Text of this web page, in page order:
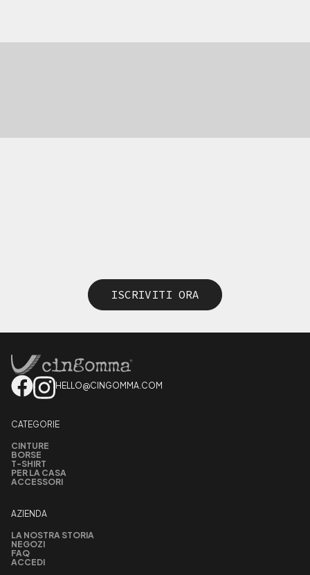
ISCRIVITI ORA
HELLO@CINGOMMA.COM
CATEGORIE
CINTURE
BORSE
T-SHIRT
PER LA CASA
ACCESSORI
AZIENDA
LA NOSTRA STORIA
NEGOZI
FAQ
ACCEDI